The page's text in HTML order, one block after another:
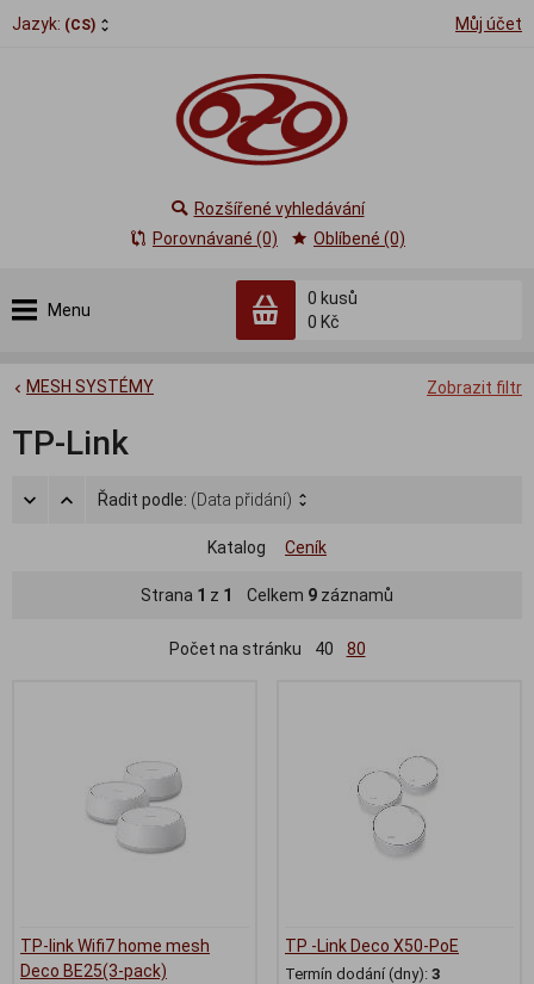
Jazyk: (CS) Můj účet
Menu
0 kusů
0 Kč
Rozšířené vyhledávání
Porovnávané (0)
Oblíbené (0)
Zobrazit filtr
MESH SYSTÉMY
TP-Link
Řadit podle: (Data přidání)
Katalog Ceník
Strana 1 z 1 Celkem 9 záznamů
Počet na stránku 40 80
TP-link Wifi7 home mesh
Deco BE25(3-pack)
TP -Link Deco X50-PoE
Termín dodání (dny): 3